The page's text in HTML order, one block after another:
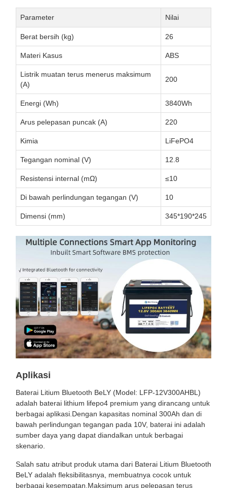
Parameter Nilai
Berat bersih (kg) 26
Materi Kasus ABS
Listrik muatan terus menerus maksimum
(A)
200
Energi (Wh) 3840Wh
Arus pelepasan puncak (A) 220
Kimia LiFePO4
Tegangan nominal (V) 12.8
Resistensi internal (mΩ) ≤10
Di bawah perlindungan tegangan (V) 10
Dimensi (mm) 345*190*245
Aplikasi
Baterai Litium Bluetooth BeLY (Model: LFP-12V300AHBL)
adalah baterai lithium lifepo4 premium yang dirancang untuk
berbagai aplikasi.Dengan kapasitas nominal 300Ah dan di
bawah perlindungan tegangan pada 10V, baterai ini adalah
sumber daya yang dapat diandalkan untuk berbagai
skenario.
Salah satu atribut produk utama dari Baterai Litium Bluetooth
BeLY adalah fleksibilitasnya, membuatnya cocok untuk
berbagai kesempatan.Maksimum arus pelepasan terus